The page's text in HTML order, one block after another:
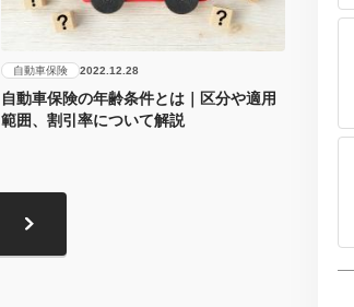
自動車保険 2022.12.28
自動車保険の年齢条件とは｜区分や適用
範囲、割引率について解説